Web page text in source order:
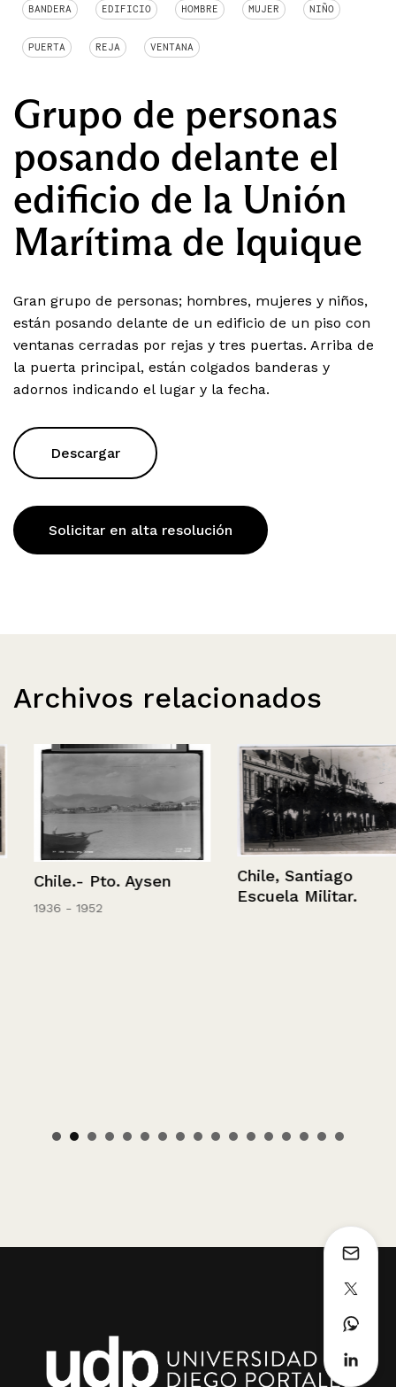
BANDERA EDIFICIO HOMBRE MUJER NIÑO
PUERTA REJA VENTANA
Grupo de personas
posando delante el
edificio de la Unión
Marítima de Iquique
Gran grupo de personas; hombres, mujeres y niños,
están posando delante de un edificio de un piso con
ventanas cerradas por rejas y tres puertas. Arriba de
la puerta principal, están colgados banderas y
adornos indicando el lugar y la fecha.
Descargar
Solicitar en alta resolución
Archivos relacionados
Chile.- Pto. Aysen
1936 - 1952
Chile, Santiago
Escuela Militar.